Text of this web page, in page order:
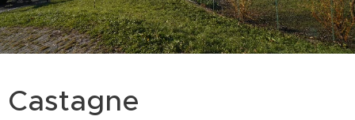
Castagne